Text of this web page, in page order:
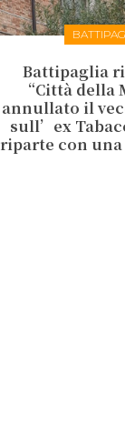
Battipaglia
“Città della
annullato il
sull’ex
riparte con